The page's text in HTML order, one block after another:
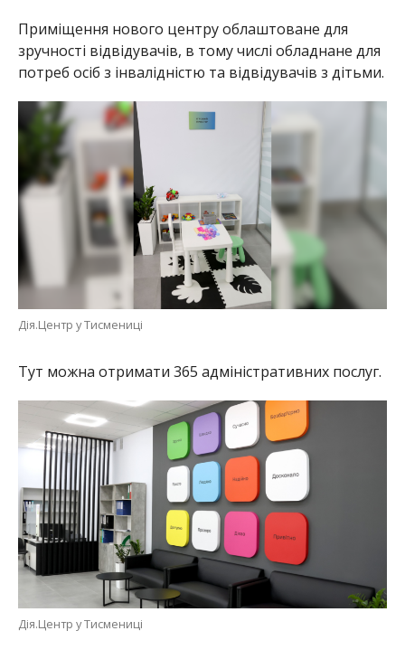
Приміщення нового центру облаштоване для
зручності відвідувачів, в тому числі обладнане для
потреб осіб з інвалідністю та відвідувачів з дітьми.
Дія.Центр у Тисмениці
Тут можна отримати 365 адміністративних послуг.
Дія.Центр у Тисмениці